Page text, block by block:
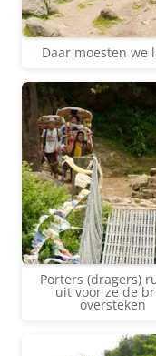
Daar moesten we
Porters (dragers)
uit voor ze de
oversteken